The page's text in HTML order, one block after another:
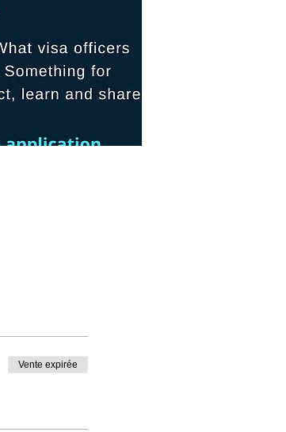
Vente expirée